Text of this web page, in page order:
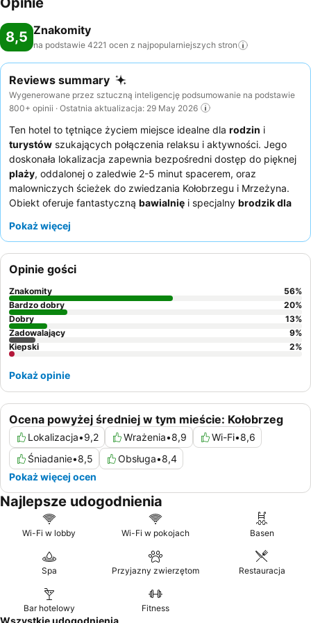
8,5 Znakomity
na podstawie 4221 ocen z najpopularniejszych stron
Reviews summary
Wygenerowane przez sztuczną inteligencję podsumowanie na podstawie
800+ opinii · Ostatnia aktualizacja: 29 May 2026
Ten hotel to tętniące życiem miejsce idealne dla rodzin i
turystów szukających połączenia relaksu i aktywności. Jego
doskonała lokalizacja zapewnia bezpośredni dostęp do pięknej
plaży, oddalonej o zaledwie 2-5 minut spacerem, oraz
malowniczych ścieżek do zwiedzania Kołobrzegu i Mrzeżyna.
Obiekt oferuje fantastyczną bawialnię i specjalny brodzik dla
gości. Goście niezmiennie chwalą uważny personel oraz pyszne,
gotowania na żywo i świeże składniki. Aby zapewnić sobie
prawdziwie spokojne wrażenia, warto zarezerwować pokój z
widokiem na urokliwy las.
Pokaż więcej
Ocena powyżej średniej w tym mieście: Kołobrzeg
Lokalizacja•9,2 Wrażenia•8,9 Wi-Fi•8,6
Śniadanie•8,5 Obsługa•8,4
Pokaż więcej ocen
Opinie gości
Znakomity 56%
Bardzo dobry
20%
Dobry
13%
Zadowalający
9%
Kiepski
2%
Pokaż opinie
Najlepsze udogodnienia
Wi-Fi w lobby Wi-Fi w pokojach Basen
Spa Przyjazny zwierzętom Restauracja
Bar hotelowy Fitness